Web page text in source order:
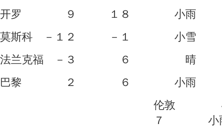
开罗 ９ １８ 小雨
莫斯科 －１２ －１ 小雪
法兰克福 －３ ６ 晴
巴黎 ２ ６ 小雨
伦
７ 小